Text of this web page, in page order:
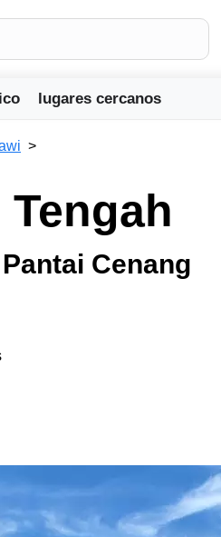
lugares cercanos
Cenang